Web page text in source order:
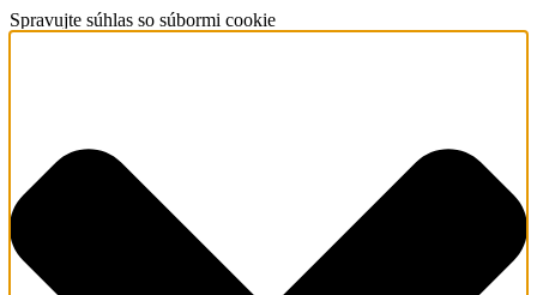
Spravujte súhlas so súbormi cookie